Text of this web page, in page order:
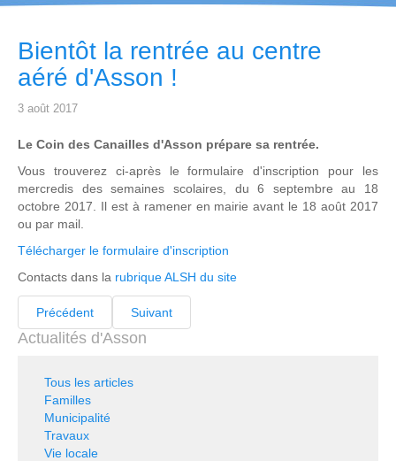
Bientôt la rentrée au centre
aéré d'Asson !
3 août 2017
Le Coin des Canailles d'Asson prépare sa rentrée.
Vous trouverez ci-après le formulaire d'inscription pour les
mercredis des semaines scolaires, du 6 septembre au 18
octobre 2017. Il est à ramener en mairie avant le 18 août 2017
ou par mail.
Télécharger le formulaire d'inscription
Contacts dans la rubrique ALSH du site
Précédent Suivant
Actualités d'Asson
Tous les articles
Familles
Municipalité
Travaux
Vie locale